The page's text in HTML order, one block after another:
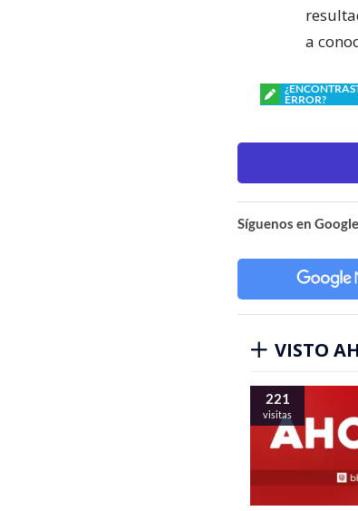
a
ERROR?
Síguenos en
VISTO
221
visitas